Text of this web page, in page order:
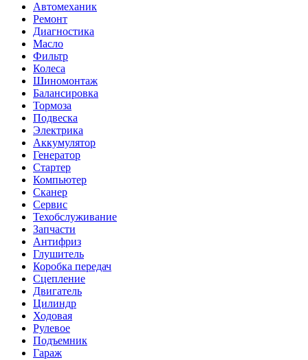
Автомеханик
Ремонт
Диагностика
Масло
Фильтр
Колеса
Шиномонтаж
Балансировка
Тормоза
Подвеска
Электрика
Аккумулятор
Генератор
Стартер
Компьютер
Сканер
Сервис
Техобслуживание
Запчасти
Антифриз
Глушитель
Коробка передач
Сцепление
Двигатель
Цилиндр
Ходовая
Рулевое
Подъемник
Гараж